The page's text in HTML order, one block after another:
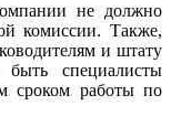
не должно
комиссии. Также,
и штату
специалисты
сроком работы по